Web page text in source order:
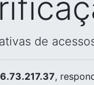
de
,